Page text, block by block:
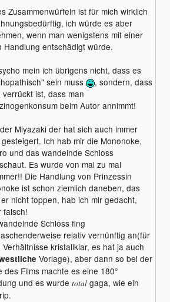
Zusammenwürfeln ist für mich wirklich
ich würde es aber
wenn man wenigstens mit einer
Handlung entschädigt würde.
mein ich übrigens nicht, dass es
sein muss
, sondern, dass
verrückt ist, dass man
beim Autor annimmt!
Miyazaki der hat sich auch immer
gesteigert. Ich hab mir die Mononoke,
und das wandelnde Schloss
Es wurde von mal zu mal
Die Handlung von Prinzessin
ist schon ziemlich daneben, das
nicht toppen, hab ich mir gedacht,
falsch!
Schloss fing
relativ vernünftig an(für
Verhältnisse kristallklar, es hat ja auch
Vorlage), aber dann so bei der
des Films machte es eine 180°
und es wurde totalgaga, wie ein